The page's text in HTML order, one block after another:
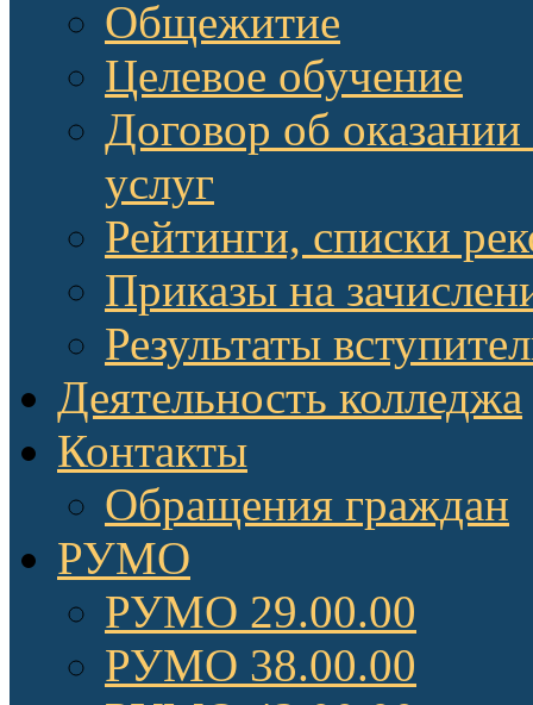
Общежитие
Целевое обучение
Договор об
услуг
Рейтинги, списки
Приказы на
Результаты
Деятельность колледжа
Контакты
Обращения граждан
РУМО
РУМО 29.00.00
РУМО 38.00.00